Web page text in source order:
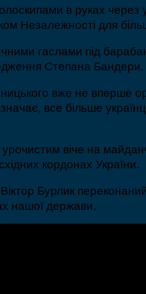
в руках
Незалежності для
гаслами під
Степана Бандери.
вже не вперше
все більше
віче на
кордонах України.
Бурлик
нашої держави.